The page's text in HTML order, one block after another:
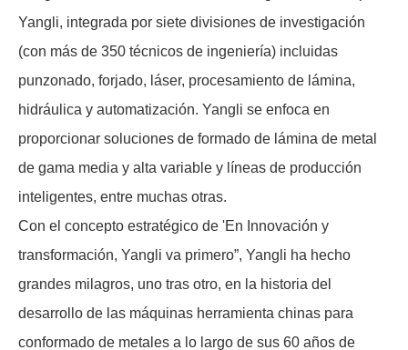
Yangli, integrada por siete divisiones de investigación
(con más de 350 técnicos de ingeniería) incluidas
punzonado, forjado, láser, procesamiento de lámina,
hidráulica y automatización. Yangli se enfoca en
proporcionar soluciones de formado de lámina de metal
de gama media y alta variable y líneas de producción
inteligentes, entre muchas otras.
Con el concepto estratégico de 'En Innovación y
transformación, Yangli va primero”, Yangli ha hecho
grandes milagros, uno tras otro, en la historia del
desarrollo de las máquinas herramienta chinas para
conformado de metales a lo largo de sus 60 años de